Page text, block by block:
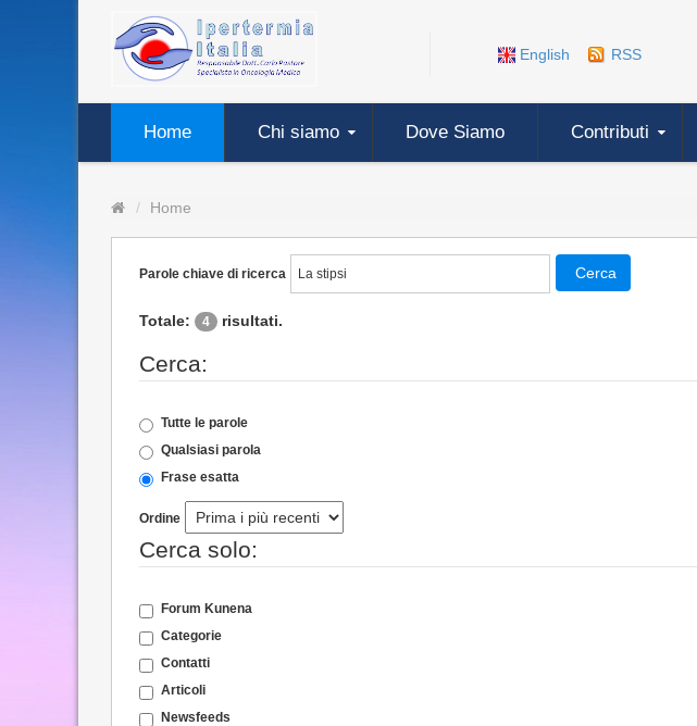
English RSS
Home Chi siamo Dove Siamo Contributi
Home
Parole chiave di ricerca Cerca
Totale: 4 risultati.
Cerca:
Tutte le parole
Qualsiasi parola
Frase esatta
Ordine
Cerca solo:
Forum Kunena
Categorie
Contatti
Articoli
Newsfeeds